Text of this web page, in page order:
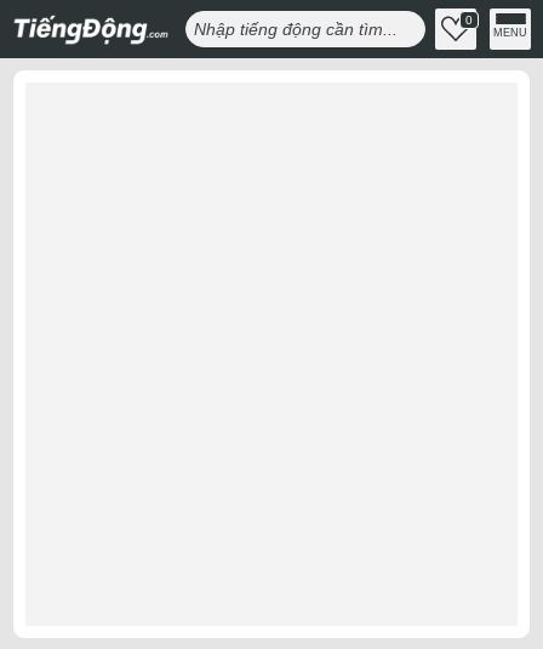
0
MENU